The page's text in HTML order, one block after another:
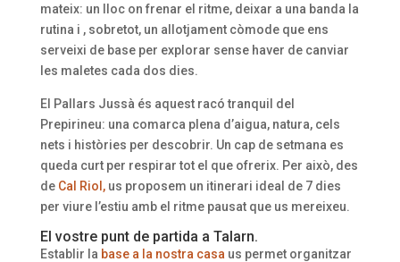
mateix: un lloc on frenar el ritme, deixar a una banda la
rutina i , sobretot, un allotjament còmode que ens
serveixi de base per explorar sense haver de canviar
les maletes cada dos dies.
El Pallars Jussà és aquest racó tranquil del
Prepirineu: una comarca plena d’aigua, natura, cels
nets i històries per descobrir. Un cap de setmana es
queda curt per respirar tot el que ofrerix. Per això, des
de Cal Riol,us proposem un itinerari ideal de 7 dies
per viure l’estiu amb el ritme pausat que us mereixeu.
El vostre punt de partida a Talarn.
Establir la base a la nostra casa us permet organitzar